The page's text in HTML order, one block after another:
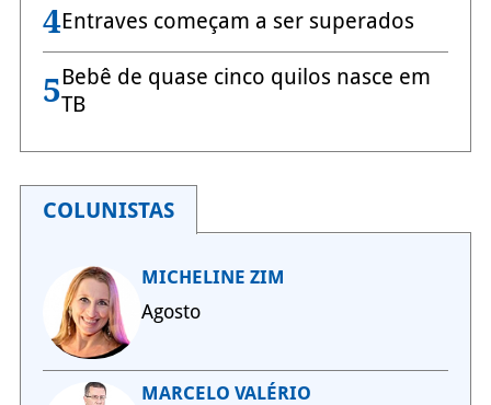
4Entraves começam a ser superados
5Bebê de quase cinco quilos nasce em
TB
COLUNISTAS
MICHELINE ZIM
Agosto
MARCELO VALÉRIO